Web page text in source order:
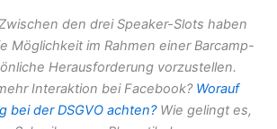
den drei Speaker-Slots haben
Möglichkeit im Rahmen einer Barcamp-
Herausforderung vorzustellen.
Interaktion bei Facebook? Worauf
bei der DSGVO achten?Wie gelingt es,